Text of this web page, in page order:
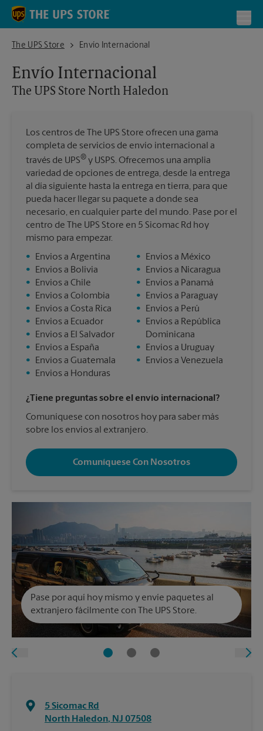
Skip to content
Return to Nav
The UPS Store
The UPS Store North Haledon
Envío Internacional
Envío Internacional
The UPS Store North Haledon
Los centros de The UPS Store ofrecen una gama
completa de servicios de envío internacional a
través de UPS® y USPS. Ofrecemos una amplia
variedad de opciones de entrega, desde la entrega
al día siguiente hasta la entrega en tierra, para que
pueda hacer llegar su paquete a donde sea
necesario, en cualquier parte del mundo. Pase por el
centro de The UPS Store en 5 Sicomac Rd hoy
mismo para empezar.
•
Envios a Argentina
•
Envios a Bolivia
•
Envios a Chile
•
Envios a Colombia
•
Envios a Costa Rica
•
Envios a Ecuador
•
Envios a El Salvador
•
Envios a España
•
Envios a Guatemala
•
Envios a Honduras
•
Envios a México
•
Envios a Nicaragua
•
Envios a Panamá
•
Envios a Paraguay
•
Envios a Perú
•
Envios a República
Dominicana
•
Envios a Uruguay
•
Envios a Venezuela
¿Tiene preguntas sobre el envío internacional?
Comuníquese con nosotros hoy para saber más
sobre los envíos al extranjero.
Comuníquese Con Nosotros
Pase por aquí hoy mismo y envíe paquetes al
extranjero fácilmente con The UPS Store.
5 Sicomac Rd
North Haledon, NJ 07508